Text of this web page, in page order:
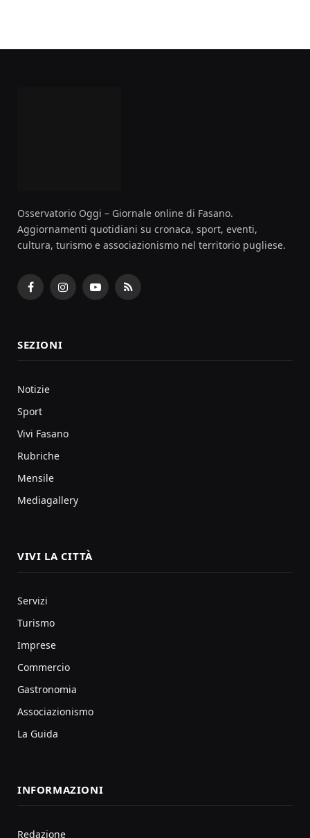
Osservatorio Oggi – Giornale online di Fasano.
Aggiornamenti quotidiani su cronaca, sport, eventi,
cultura, turismo e associazionismo nel territorio pugliese.
FacebookInstagramYouTubeRSS
SEZIONI
Notizie
Sport
Vivi Fasano
Rubriche
Mensile
Mediagallery
VIVI LA CITTÀ
Servizi
Turismo
Imprese
Commercio
Gastronomia
Associazionismo
La Guida
INFORMAZIONI
Redazione